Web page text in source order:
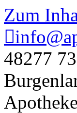
Zum
48277 73